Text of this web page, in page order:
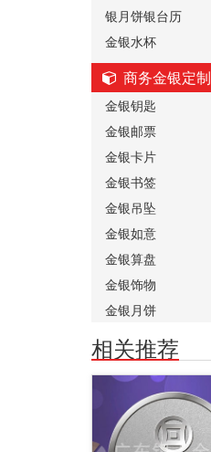
银月饼银台历
金银水杯
商务金银定制
金银钥匙
金银邮票
金银卡片
金银书签
金银吊坠
金银如意
金银算盘
金银饰物
金银月饼
相关推荐